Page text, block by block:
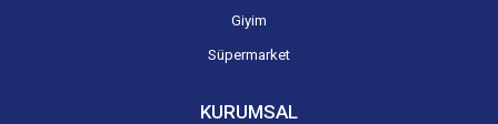
Giyim
Süpermarket
KURUMSAL